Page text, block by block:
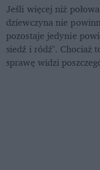
Jeśli więcej niż
dziewczyna nie
pozostaje jedynie
siedź i ródź". Chociaż
sprawę widzi